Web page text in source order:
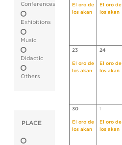
Conferences
Exhibitions
Music
Didactic
Others
PLACE
El oro de
los akan
El oro de
los akan
23
El oro de
los akan
24
El oro de
los akan
30
El oro de
los akan
El oro de
los akan